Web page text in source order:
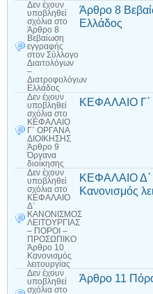
Δεν έχουν
υποβληθεί
σχόλια στο
Άρθρο 8
Βεβαίωση
εγγραφής
στον Σύλλογο
Διαιτολόγων
–
Διατροφολόγων
Ελλάδος
Άρθρο 8
Ελλάδος
Δεν έχουν
υποβληθεί
σχόλια στο
ΚΕΦΑΛΑΙΟ
Γ΄ ΟΡΓΑΝΑ
ΔΙΟΙΚΗΣΗΣ
Άρθρο 9
Όργανα
διοίκησης
ΚΕΦΑΛΑΙΟ Γ΄
Δεν έχουν
υποβληθεί
σχόλια στο
ΚΕΦΑΛΑΙΟ
Δ΄
ΚΑΝΟΝΙΣΜΟΣ
ΛΕΙΤΟΥΡΓΙΑΣ
– ΠΟΡΟΙ –
ΠΡΟΣΩΠΙΚΟ
Άρθρο 10
Κανονισμός
λειτουργίας
ΚΕΦΑΛΑΙΟ
Κανονισμός
Δεν έχουν
υποβληθεί
σχόλια στο
Άρθρο 11